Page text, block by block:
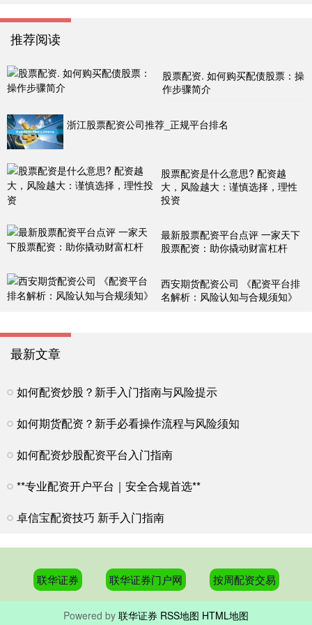
推荐阅读
股票配资. 如何购买配债股票：操
作步骤简介
浙江股票配资公司推荐_正规平台排名
股票配资是什么意思? 配资越
大，风险越大：谨慎选择，理性
投资
最新股票配资平台点评 一家天下
股票配资：助你撬动财富杠杆
西安期货配资公司 《配资平台排
名解析：风险认知与合规须知》
最新文章
如何配资炒股？新手入门指南与风险提示
如何期货配资？新手必看操作流程与风险须知
如何配资炒股配资平台入门指南
**专业配资开户平台｜安全合规首选**
卓信宝配资技巧 新手入门指南
联华证券 联华证券门户网 按周配资交易
Powered by 联华证券 RSS地图 HTML地图